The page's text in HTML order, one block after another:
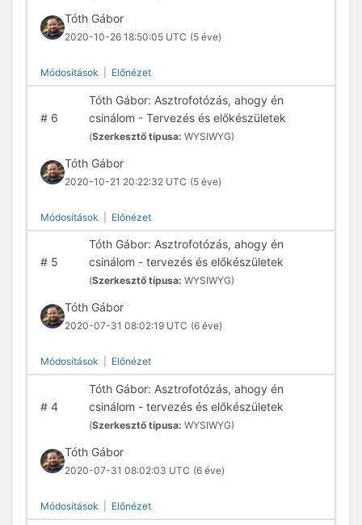
Tóth Gábor
2020-10-26 18:50:05 UTC (5 éve)
Módosítások Előnézet
#6
Tóth Gábor: Asztrofotózás, ahogy én
csinálom - Tervezés és előkészületek
(Szerkesztő típusa: WYSIWYG)
Tóth Gábor
2020-10-21 20:22:32 UTC (5 éve)
Módosítások Előnézet
#5
Tóth Gábor: Asztrofotózás, ahogy én
csinálom - tervezés és előkészületek
(Szerkesztő típusa: WYSIWYG)
Tóth Gábor
2020-07-31 08:02:19 UTC (6 éve)
Módosítások Előnézet
#4
Tóth Gábor: Asztrofotózás, ahogy én
csinálom - tervezés és előkészületek
(Szerkesztő típusa: WYSIWYG)
Tóth Gábor
2020-07-31 08:02:03 UTC (6 éve)
Módosítások Előnézet